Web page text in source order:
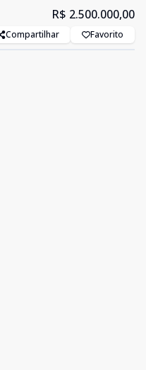
R$ 2.500.000,00
Compartilhar Favorito